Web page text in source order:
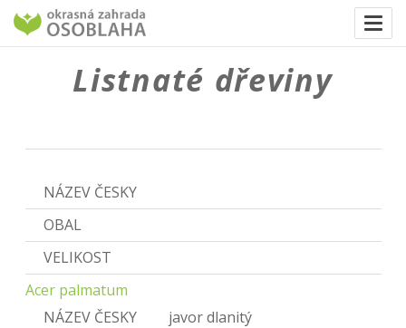
Listnaté dřeviny
NÁZEV ČESKY
OBAL
VELIKOST
Acer palmatum
NÁZEV ČESKY
javor dlanitý